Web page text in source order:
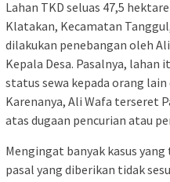
Lahan TKD seluas 47,5
Klatakan, Kecamatan
dilakukan penebangan oleh
Kepala Desa. Pasalnya, lahan
status sewa kepada orang
Karenanya, Ali Wafa terseret
atas dugaan pencurian atau
Mengingat banyak kasus
pasal yang diberikan tidak